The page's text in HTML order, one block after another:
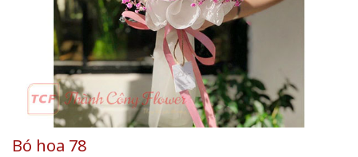
Bó hoa 78